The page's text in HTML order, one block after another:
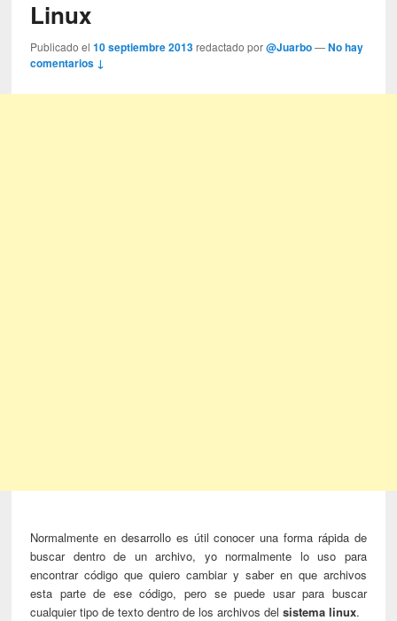
Linux
Publicado el10 septiembre 2013 redactado por@Juarbo —No hay
comentarios ↓
Normalmente en desarrollo es útil conocer una forma rápida de
buscar dentro de un archivo, yo normalmente lo uso para
encontrar código que quiero cambiar y saber en que archivos
esta parte de ese código, pero se puede usar para buscar
cualquier tipo de texto dentro de los archivos delsistema linux.